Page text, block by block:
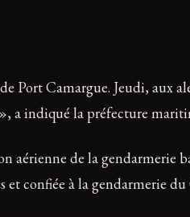
Port Camargue. Jeudi, aux
», a indiqué la préfecture
aérienne de la gendarmerie
confiée à la gendarmerie du